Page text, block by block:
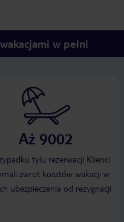
w pełni
Aż 9002
tylu rezerwacji Klienci
zwrot kosztów wakacji w
ubezpieczenia od rezygnacji